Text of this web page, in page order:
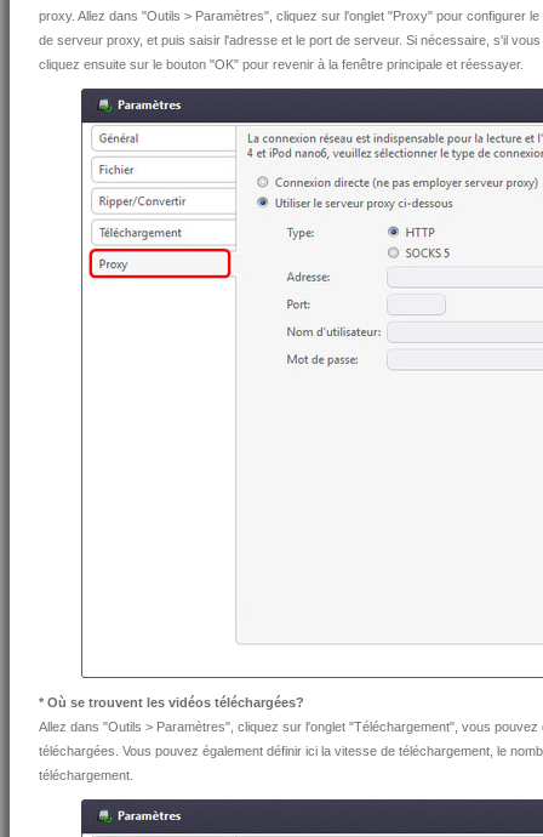
proxy. Allez dans "Outils > Paramètres", cliquez sur l'onglet "Proxy" pour configurer
de serveur proxy, et puis saisir l'adresse et le port de serveur. Si nécessaire, s'il
cliquez ensuite sur le bouton "OK" pour revenir à la fenêtre principale et réessayer.
* Où se trouvent les vidéos téléchargées?
Allez dans "Outils > Paramètres", cliquez sur l'onglet "Téléchargement", vous
téléchargées. Vous pouvez également définir ici la vitesse de téléchargement, le
téléchargement.